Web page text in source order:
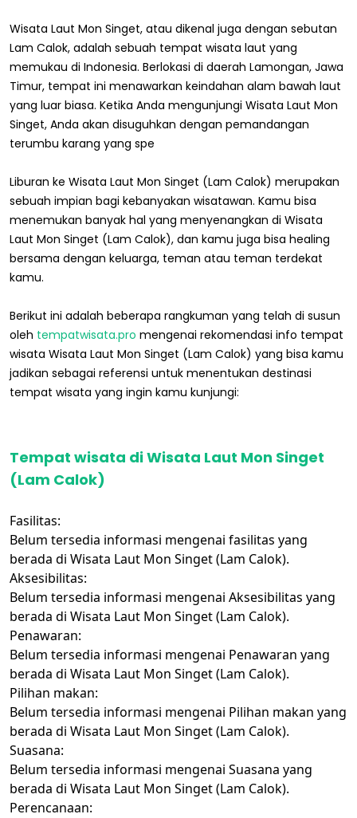
Wisata Laut Mon Singet, atau dikenal juga dengan sebutan
Lam Calok, adalah sebuah tempat wisata laut yang
memukau di Indonesia. Berlokasi di daerah Lamongan, Jawa
Timur, tempat ini menawarkan keindahan alam bawah laut
yang luar biasa. Ketika Anda mengunjungi Wisata Laut Mon
Singet, Anda akan disuguhkan dengan pemandangan
terumbu karang yang spe
Liburan ke Wisata Laut Mon Singet (Lam Calok) merupakan
sebuah impian bagi kebanyakan wisatawan. Kamu bisa
menemukan banyak hal yang menyenangkan di Wisata
Laut Mon Singet (Lam Calok), dan kamu juga bisa healing
bersama dengan keluarga, teman atau teman terdekat
kamu.
Berikut ini adalah beberapa rangkuman yang telah di susun
oleh tempatwisata.pro mengenai rekomendasi info tempat
wisata Wisata Laut Mon Singet (Lam Calok) yang bisa kamu
jadikan sebagai referensi untuk menentukan destinasi
tempat wisata yang ingin kamu kunjungi:
Tempat wisata di Wisata Laut Mon Singet
(Lam Calok)
Fasilitas:
Belum tersedia informasi mengenai fasilitas yang
berada di Wisata Laut Mon Singet (Lam Calok).
Aksesibilitas:
Belum tersedia informasi mengenai Aksesibilitas yang
berada di Wisata Laut Mon Singet (Lam Calok).
Penawaran:
Belum tersedia informasi mengenai Penawaran yang
berada di Wisata Laut Mon Singet (Lam Calok).
Pilihan makan:
Belum tersedia informasi mengenai Pilihan makan yang
berada di Wisata Laut Mon Singet (Lam Calok).
Suasana:
Belum tersedia informasi mengenai Suasana yang
berada di Wisata Laut Mon Singet (Lam Calok).
Perencanaan: